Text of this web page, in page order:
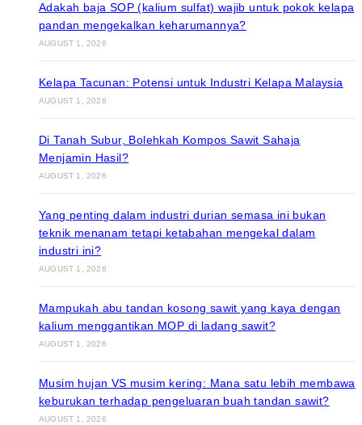
Adakah baja SOP (kalium sulfat) wajib untuk pokok kelapa
pandan mengekalkan keharumannya?
AUGUST 1, 2026
Kelapa Tacunan: Potensi untuk Industri Kelapa Malaysia
AUGUST 1, 2026
Di Tanah Subur, Bolehkah Kompos Sawit Sahaja
Menjamin Hasil?
AUGUST 1, 2026
Yang penting dalam industri durian semasa ini bukan
teknik menanam tetapi ketabahan mengekal dalam
industri ini?
AUGUST 1, 2026
Mampukah abu tandan kosong sawit yang kaya dengan
kalium menggantikan MOP di ladang sawit?
AUGUST 1, 2026
Musim hujan VS musim kering: Mana satu lebih membawa
keburukan terhadap pengeluaran buah tandan sawit?
AUGUST 1, 2026